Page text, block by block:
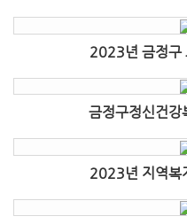
2023년 금정구
금정구정신건강
2023년 지역복